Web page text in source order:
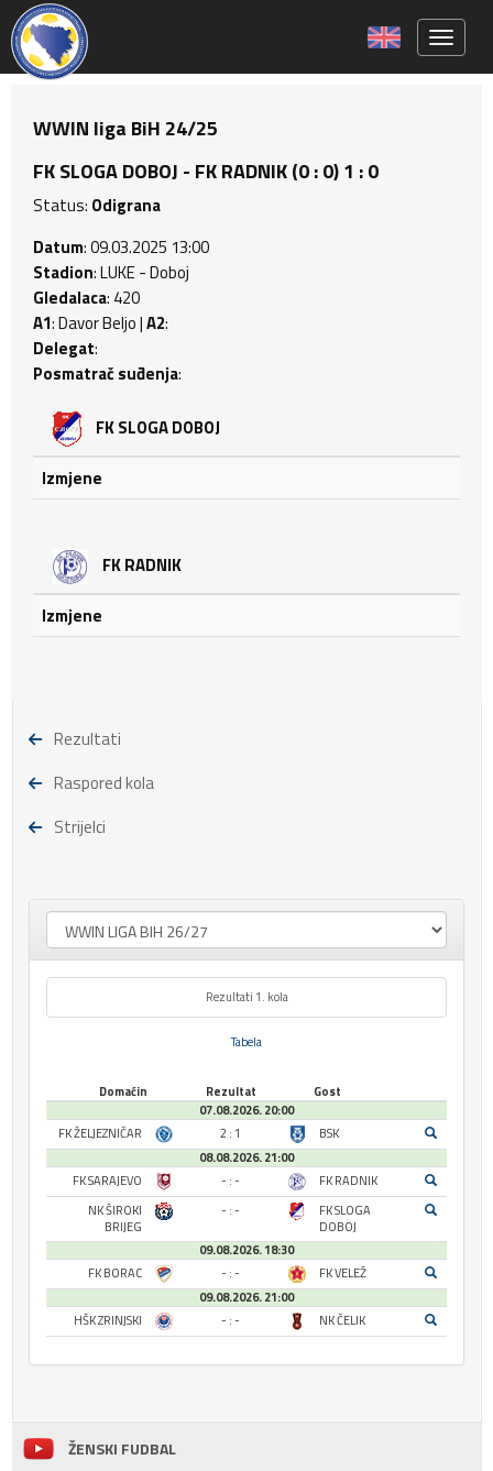
WWIN liga BiH 24/25
FK SLOGA DOBOJ - FK RADNIK (0 : 0) 1 : 0
Status: Odigrana
Datum: 09.03.2025 13:00
Stadion: LUKE - Doboj
Gledalaca: 420
A1: Davor Beljo |A2:
Delegat:
Posmatrač suđenja:
FK SLOGA DOBOJ
Izmjene
FK RADNIK
Izmjene
Rezultati
Raspored kola
Strijelci
Rezultati 1. kola
Tabela
Domaćin Rezultat
Gost
07.08.2026. 20:00
FK ŽELJEZNIČAR
2 : 1
BSK
08.08.2026. 21:00
FK SARAJEVO
- : -
FK RADNIK
NK ŠIROKI
BRIJEG
- : -
FK SLOGA
DOBOJ
09.08.2026. 18:30
FK BORAC
- : -
FK VELEŽ
09.08.2026. 21:00
HŠK ZRINJSKI
- : - NK ČELIK
ŽENSKI FUDBAL